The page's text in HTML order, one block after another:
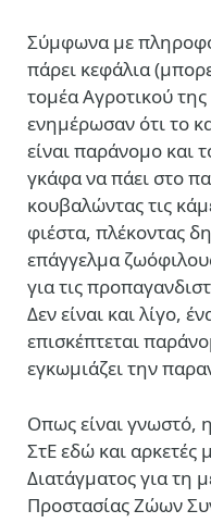
Σύμφωνα με
πάρει κεφάλια
τομέα Αγροτικού
ενημέρωσαν ότι το
είναι παράνομο και
γκάφα να πάει στο
κουβαλώντας τις
φιέστα, πλέκοντας
επάγγελμα
για τις
Δεν είναι και λίγο,
επισκέπτεται
εγκωμιάζει την
Οπως είναι γνωστό,
ΣτΕ εδώ και αρκετές
Διατάγματος για τη
Προστασίας Ζώων